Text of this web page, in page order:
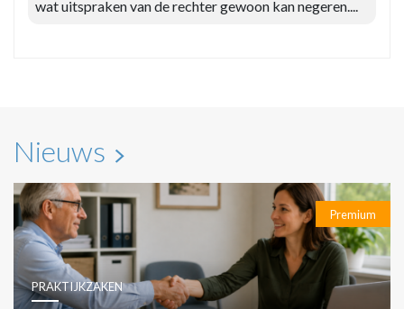
wat uitspraken van de rechter gewoon kan negeren....
Nieuws
Premium
PRAKTIJKZAKEN